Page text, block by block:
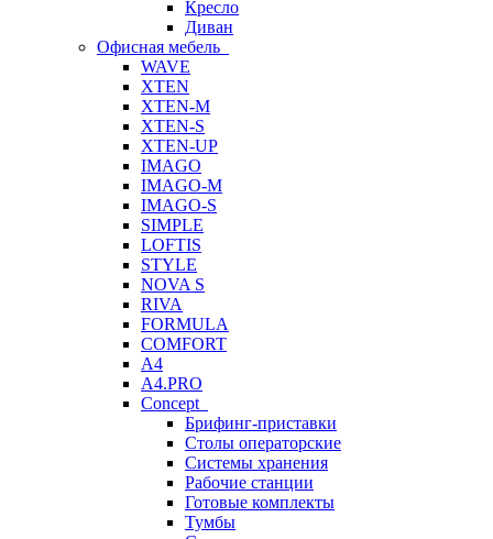
Кресло
Диван
Офисная мебель
WAVE
XTEN
XTEN-M
XTEN-S
XTEN-UP
IMAGO
IMAGO-M
IMAGO-S
SIMPLE
LOFTIS
STYLE
NOVA S
RIVA
FORMULA
COMFORT
A4
A4.PRO
Concept
Брифинг-приставки
Столы операторские
Системы хранения
Рабочие станции
Готовые комплекты
Тумбы